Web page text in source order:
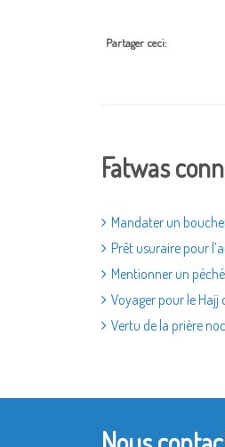
Partager ceci:
Fatwas
Mandater un
Prêt usuraire pour
Mentionner un
Voyager pour le Hajj
Vertu de la prière